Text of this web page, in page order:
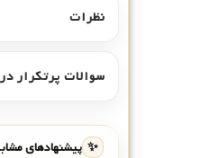
نظرات
سوالات پرتکرار
✨ پیشنهادهای